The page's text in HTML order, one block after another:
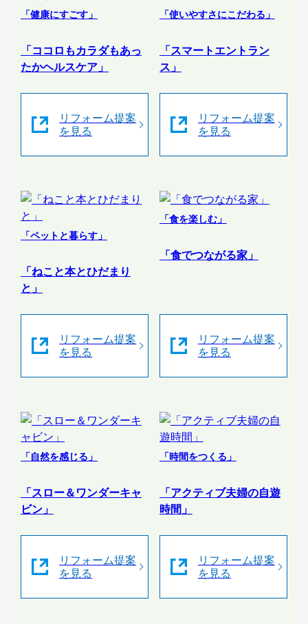
「健康にすごす」
「ココロもカラダもあっ
たかヘルスケア」
リフォーム提案
を見る
「使いやすさにこだわる」
「スマートエントラン
ス」
リフォーム提案
を見る
「ペットと暮らす」
「ねこと本とひだまり
と」
リフォーム提案
を見る
「食を楽しむ」
「食でつながる家」
リフォーム提案
を見る
「自然を感じる」
「スロー＆ワンダーキャ
ビン」
リフォーム提案
を見る
「時間をつくる」
「アクティブ夫婦の自遊
時間」
リフォーム提案
を見る